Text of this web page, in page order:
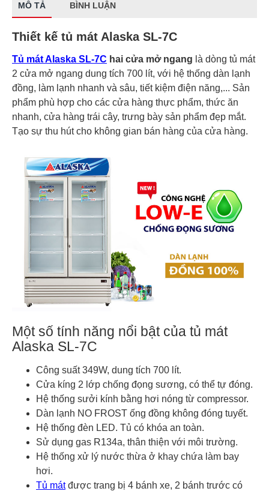
MÔ TẢ BÌNH LUẬN
Thiết kế tủ mát Alaska SL-7C
Tủ mát Alaska SL-7C hai cửa mở ngang là dòng tủ mát
2 cửa mở ngang dung tích 700 lít, với hệ thống dàn lạnh
đồng, làm lạnh nhanh và sâu, tiết kiệm điện năng,... Sản
phẩm phù hợp cho các cửa hàng thực phẩm, thức ăn
nhanh, cửa hàng trái cây, trưng bày sản phẩm đẹp mắt.
Tạo sự thu hút cho không gian bán hàng của cửa hàng.
Một số tính năng nổi bật của tủ mát
Alaska SL-7C
Công suất 349W, dung tích 700 lít.
Cửa kíng 2 lớp chống đọng sương, có thể tự đóng.
Hệ thống sưởi kính bằng hơi nóng từ compressor.
Dàn lạnh NO FROST ống đồng không đóng tuyết.
Hệ thống đèn LED. Tủ có khóa an toàn.
Sử dụng gas R134a, thân thiện với môi trường.
Hệ thống xử lý nước thừa ở khay chứa làm bay
hơi.
Tủ mátđược trang bị 4 bánh xe, 2 bánh trước có